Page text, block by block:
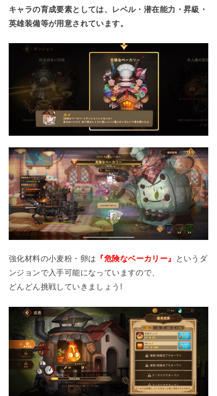
キャラの育成要素としては、レベル・潜在能力・昇級・
英雄装備等が用意されています。
強化材料の小麦粉・卵は 『危険なベーカリー』
というダ
ンジョンで入手可能になっていますので、
どんどん挑戦していきましょう!